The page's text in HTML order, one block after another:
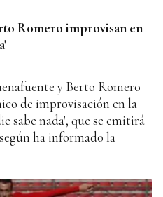
Romero improvisan en
y Berto Romero
de improvisación en la
sabe nada', que se emitirá
ha informado la